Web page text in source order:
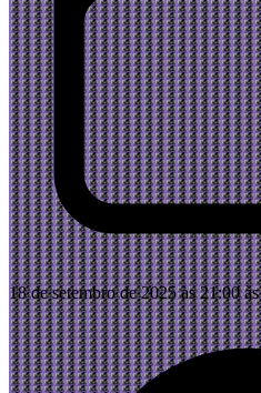
18 de setembro de 2025 às 21:00